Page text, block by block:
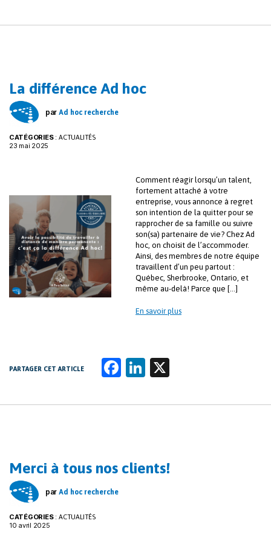
b
k
k
n
La différence Ad hoc
par Ad hoc recherche
CATÉGORIES: ACTUALITÉS
23 mai 2025
Comment réagir lorsqu’un talent,
fortement attaché à votre
entreprise, vous annonce à regret
son intention de la quitter pour se
rapprocher de sa famille ou suivre
son(sa) partenaire de vie? Chez Ad
hoc, on choisit de l’accommoder.
Ainsi, des membres de notre équipe
travaillent d’un peu partout :
Québec, Sherbrooke, Ontario, et
même au-delà! Parce que […]
En savoir plus
PARTAGER CET ARTICLE
Fa
b
k
Li
k
n
Merci à tous nos clients!
par Ad hoc recherche
CATÉGORIES: ACTUALITÉS
10 avril 2025